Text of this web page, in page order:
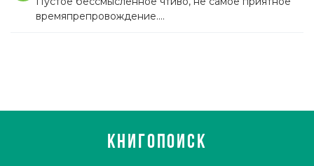
времяпрепровождение....
КНИГОПОИСК